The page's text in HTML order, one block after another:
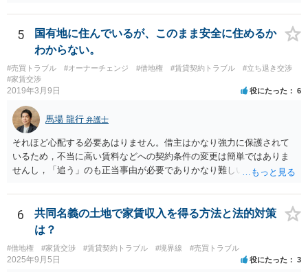
の通報含め対応していくことになります。
5
国有地に住んでいるが、このまま安全に住めるか
わからない。
#売買トラブル #オーナーチェンジ #借地権 #賃貸契約トラブル
#立ち退き交渉
#家賃交渉
2019年3月9日 役にたった 6
馬場 龍行 弁護士
それほど心配する必要あはりません。借主はかなり強力に保護されて
いるため，不当に高い賃料などへの契約条件の変更は簡単ではありま
せんし，「追う」のも正当事由が必要でありかなり難しいのです。 周
い条件で立退料等を支払ってもらえるかもしれません。 なので無理し
て所有権を取得する必要はないと思いますが，まずは価格ですよね。
ローンが組めないということはないと思いますが，金融機関に相談さ
れてみてはいかがでしょうか。 買うとしたら，という条件をしっかり
把握して，その上で，買うか，借り続けるか，というのはどちらにも
メリットデメリットありますので価値判断の問題といえそうです。
6
共同名義の土地で家賃収入を得る方法と法的対策
は？
#借地権 #家賃交渉 #賃貸契約トラブル #境界線 #売買トラブル
2025年9月5日 役にたった 3